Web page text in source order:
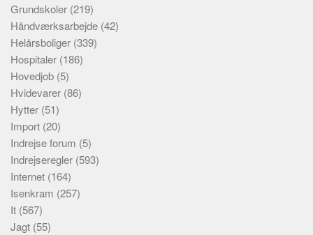
Grundskoler (219)
Håndværksarbejde (42)
Helårsboliger (339)
Hospitaler (186)
Hovedjob (5)
Hvidevarer (86)
Hytter (51)
Import (20)
Indrejse forum (5)
Indrejseregler (593)
Internet (164)
Isenkram (257)
It (567)
Jagt (55)